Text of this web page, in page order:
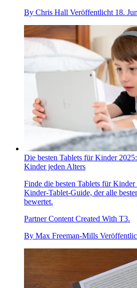
By Chris Hall Veröffentlicht 18.
Die besten Tablets für Kinder
Kinder jeden Alters
Finde die besten Tablets für
Kinder-Tablet-Guide, der alle
bewertet.
Partner Content Created With T3.
By Max Freeman-Mills